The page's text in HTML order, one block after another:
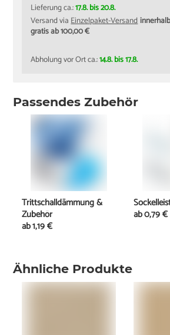
Lieferung ca.:17.8. bis 20.8.
Versand viaEinzelpaket-Versand
gratis ab 100,00 €
Abholung vor Ort ca.:14.8. bis 17.8.
Ähnliche Produkte
Passendes Zubehör
Trittschalldämmung &
Zubehör
ab1,19 €
ab0,79 €